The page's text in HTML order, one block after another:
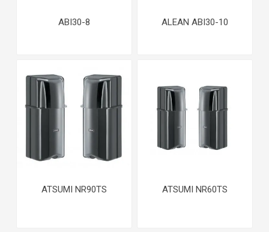
ABI30-8 ALEAN ABI30-10
ATSUMI NR90TS ATSUMI NR60TS